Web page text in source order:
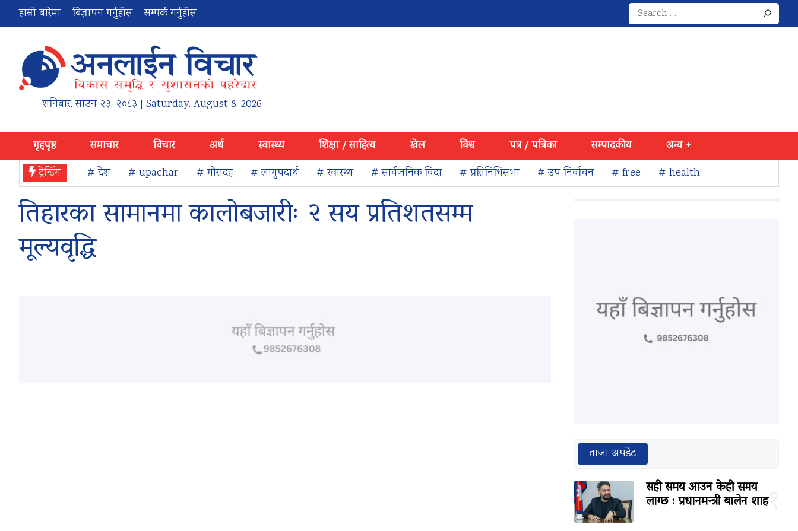
हाम्रो बारेमा बिज्ञापन गर्नुहोस सम्पर्क गर्नुहोस
Search
for:
शनिबार,साउन २३, २०८३ | Saturday, August 8, 2026
गृहपृष्ठ समाचार विचार अर्थ स्वास्थ्य शिक्षा / साहित्य खेल विश्व पत्र / पत्रिका सम्पादकीय
अन्य +
ट्रेन्डिंग
# देश # upachar # गौरादह # लागुपदार्थ # स्वास्थ्य # सार्वजनिक विदा # प्रतिनिधिसभा # उप निर्वाचन # free # health
तिहारका सामानमा कालोबजारीः २ सय प्रतिशतसम्म
मूल्यवृद्धि
ताजा अपडेट
१
सही समय आउन केही समय
लाग्छ : प्रधानमन्त्री बालेन शाह